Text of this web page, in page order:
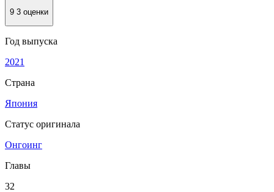
9 3 оценки
Год выпуска
2021
Страна
Япония
Статус оригинала
Онгоинг
Главы
32